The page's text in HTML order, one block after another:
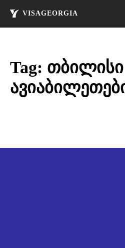
VISAGEORGIA
Tag: თბილისი